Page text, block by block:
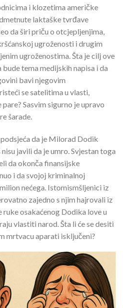
i klozetima američke
laktaške tvrđave
da širi priču o otcjepljenjima,
ugroženosti i drugim
ugroženostima. Šta je cilj ove
tema medijskih napisa i da
bavi njegovim
se satelitima u vlasti,
Sasvim sigurno je upravo
šarade.
podsjeća da je Milorad Dodik
javili da je umro. Svjestan toga
da okonča finansijske
i da svojoj kriminalnoj
nećega. Istomismšljenici iz
zajedno s njim hajrovali iz
ruke osakaćenog Dodika love u
vlastiti narod. Šta li će se desiti
mrtvacu aparati isključeni?